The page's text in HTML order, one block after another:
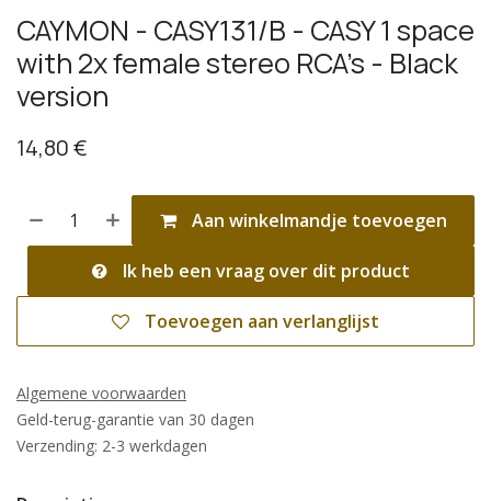
CAYMON - CASY131/B - CASY 1 space
with 2x female stereo RCA's - Black
version
14,80€
Aan winkelmandje toevoegen
Ik heb een vraag over dit product
Toevoegen aan verlanglijst
Algemene voorwaarden
Geld-terug-garantie van 30 dagen
Verzending: 2-3 werkdagen